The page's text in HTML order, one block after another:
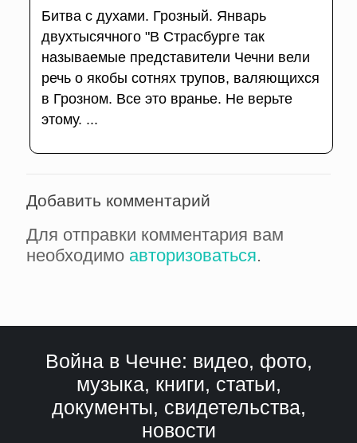
Битва с духами. Грозный. Январь
двухтысячного "В Страсбурге так
называемые представители Чечни вели
речь о якобы сотнях трупов, валяющихся
в Грозном. Все это вранье. Не верьте
этому. ...
Добавить комментарий
Для отправки комментария вам
необходимо авторизоваться.
Война в Чечне: видео, фото,
музыка, книги, статьи,
документы, свидетельства,
новости